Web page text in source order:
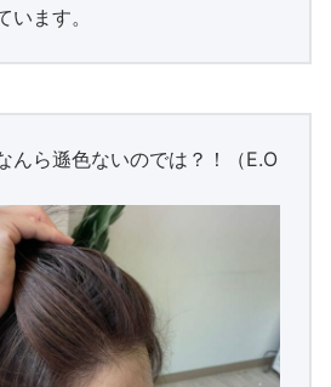
います。
んら遜色ないのでは？！（E.O